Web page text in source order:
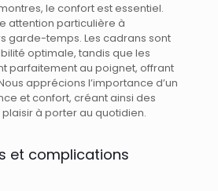
le confort est essentiel.
attention particulière à
garde-temps. Les cadrans sont
optimale, tandis que les
parfaitement au poignet, offrant
apprécions l’importance d’un
et confort, créant ainsi des
à porter au quotidien.
et complications